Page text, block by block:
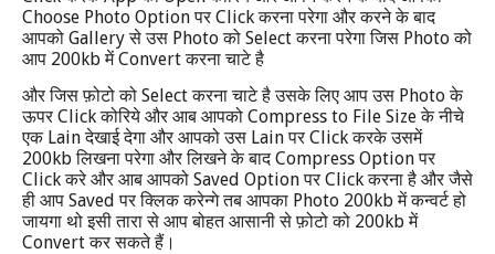
Choose Photo Optionपर Clickकरना परेगा और करने के बाद
आपको Galleryसे उस Photoको Selectकरना परेगा जिस Photoको
आप 200kbमेंConvertकरना चाटे है
और जिस फ़ोटो को Selectकरना चाटे है उसके लिए आप उस Photoके
ऊपर Clickकोरिये और आब आपको Compress to File Sizeके नीचे
एक Lainदेखाई देगा और आपको उस Lainपर Clickकरके उसमें
200kbलिखना परेगा और लिखने के बादCompress Optionपर
Clickकरे और आब आपको Saved Optionपर Clickकरना है और जैसे
ही आप Savedपर क्लिक करेन्गे तब आपका Photo 200kbमें कन्वर्ट हो
जायगा थो इसी तारा से आप बोहत आसानी से फ़ोटो को 200kbमें
Convertकर सकते हैं।